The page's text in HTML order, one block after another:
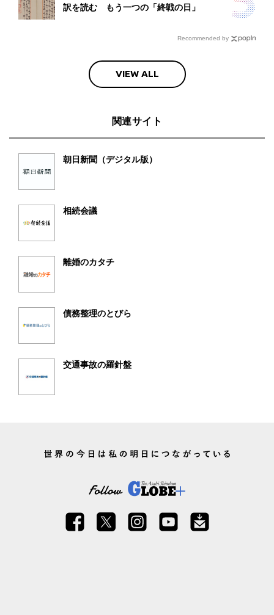
訳を読む もう一つの「終戦の日」
Recommended by
VIEW ALL
関連サイト
朝日新聞（デジタル版）
相続会議
離婚のカタチ
債務整理のとびら
交通事故の羅針盤